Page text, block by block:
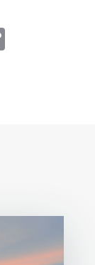
Copy